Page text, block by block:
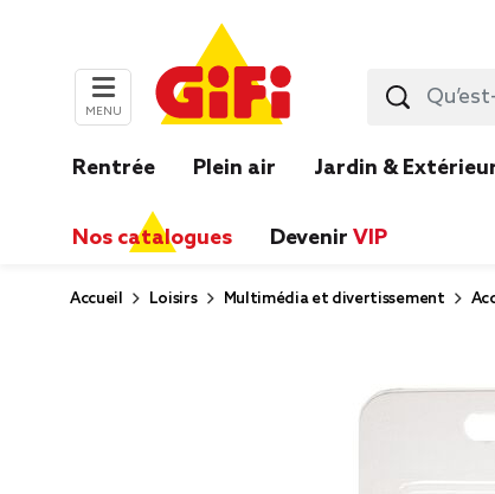
MENU
Rentrée Plein air Jardin &
Nos catalogues Devenir VIP
Accueil Loisirs Multimédia et divertissement